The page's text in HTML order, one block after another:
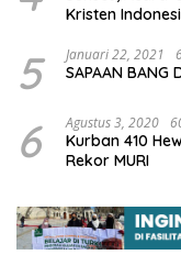
Kristen
5 Januari 22, 2021
SAPAAN BANG
6 Agustus 3, 2020
Kurban 410
Rekor MURI